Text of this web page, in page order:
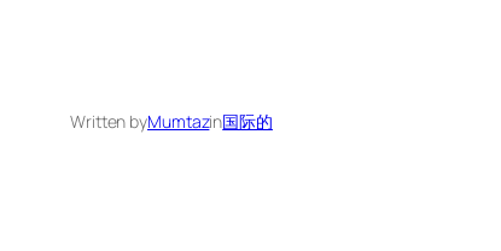
Written byMumtazin国际的